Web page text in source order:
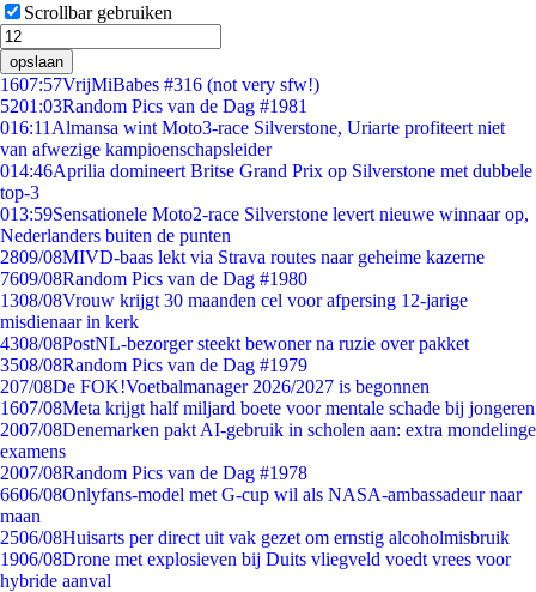
Scrollbar gebruiken
opslaan
1607:57VrijMiBabes #316 (not very sfw!)
5201:03Random Pics van de Dag #1981
016:11 Almansa wint Moto3-race Silverstone, Uriarte profiteert niet
van afwezige kampioenschapsleider
014:46Aprilia domineert Britse Grand Prix op Silverstone met dubbele
top-3
013:59Sensationele Moto2-race Silverstone levert nieuwe winnaar op,
Nederlanders buiten de punten
2809/08MIVD-baas lekt via Strava routes naar geheime kazerne
7609/08Random Pics van de Dag #1980
1308/08Vrouw krijgt 30 maanden cel voor afpersing 12-jarige
misdienaar in kerk
4308/08PostNL-bezorger steekt bewoner na ruzie over pakket
3508/08Random Pics van de Dag #1979
207/08De FOK!Voetbalmanager 2026/2027 is begonnen
1607/08Meta krijgt half miljard boete voor mentale schade bij jongeren
2007/08Denemarken pakt AI-gebruik in scholen aan: extra mondelinge
examens
2007/08Random Pics van de Dag #1978
6606/08Onlyfans-model met G-cup wil als NASA-ambassadeur naar
maan
2506/08Huisarts per direct uit vak gezet om ernstig alcoholmisbruik
1906/08Drone met explosieven bij Duits vliegveld voedt vrees voor
hybride aanval